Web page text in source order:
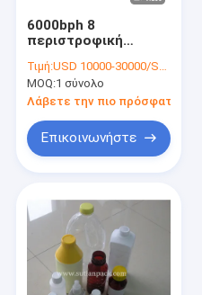
6000bph 8
περιστροφική
μπουκαλιών υψηλής
ταχύτητας κεφαλιών
για το μπουκάλι
πλαστικού και
γυαλιού
Τιμή:USD 10000-30000/SET
MOQ:1 σύνολο
Λάβετε την πιο πρόσφατη τιμή
Επικοινωνήστε